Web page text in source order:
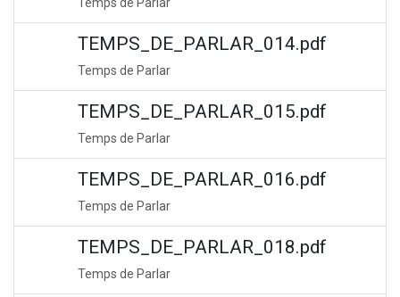
TEMPS_DE_PARLAR_014.pdf
Temps de Parlar
TEMPS_DE_PARLAR_015.pdf
Temps de Parlar
TEMPS_DE_PARLAR_016.pdf
Temps de Parlar
TEMPS_DE_PARLAR_018.pdf
Temps de Parlar